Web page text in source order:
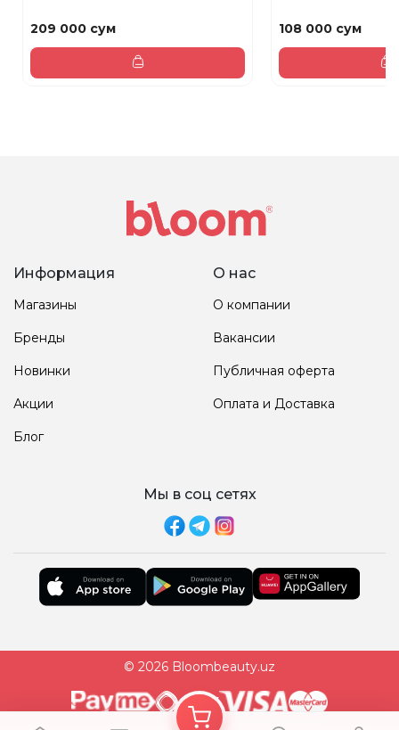
209 000 сум 108 000 сум
Информация
Магазины
Бренды
Новинки
Акции
Блог
О нас
О компании
Вакансии
Публичная оферта
Оплата и Доставка
Мы в соц сетях
© 2026 Bloombeauty.uz